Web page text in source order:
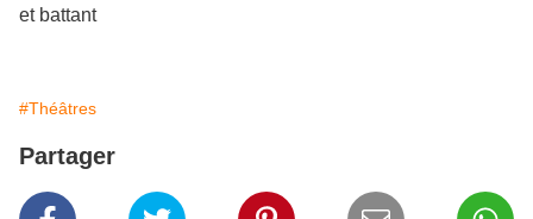
et battant
#Théâtres
Partager